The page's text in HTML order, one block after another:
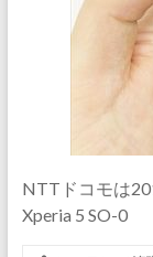
NTTドコモは
Xperia 5 SO-0